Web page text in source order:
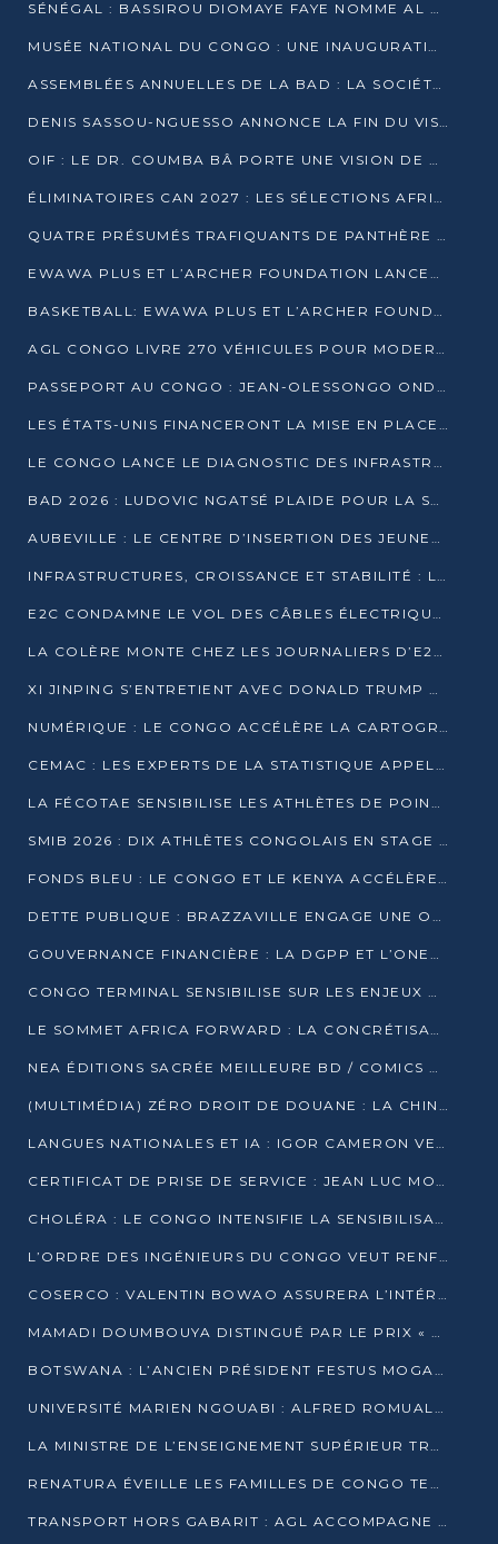
SÉNÉGAL : BASSIROU DIOMAYE FAYE NOMME AL AMINOU LÔ PREMIER MINISTRE
MUSÉE NATIONAL DU CONGO : UNE INAUGURATION PORTEUSE D’ESPOIR POUR LA CULTURE
ASSEMBLÉES ANNUELLES DE LA BAD : LA SOCIÉTÉ CIVILE CONGOLAISE À LA RECHERCHE DE PARTENAIRES POUR SES PROJETS
DENIS SASSOU-NGUESSO ANNONCE LA FIN DU VISA POUR LES AFRICAINS EN 2027
OIF : LE DR. COUMBA BÂ PORTE UNE VISION DE DIALOGUE, DE STABILITÉ ET DE RÉFORME À LA TÊTE
ÉLIMINATOIRES CAN 2027 : LES SÉLECTIONS AFRICAINES CONNAISSENT LEURS ADVERSAIRES
QUATRE PRÉSUMÉS TRAFIQUANTS DE PANTHÈRE ARRÊTÉS À EWO
EWAWA PLUS ET L’ARCHER FOUNDATION LANCENT UN CAMP DE BASKET POUR LES JEUNES À BRAZZAVILLE
BASKETBALL: EWAWA PLUS ET L’ARCHER FOUNDATION LANCENT UN CAMP POUR LES JEUNES
AGL CONGO LIVRE 270 VÉHICULES POUR MODERNISER LE TRANSPORT URBAIN
PASSEPORT AU CONGO : JEAN-OLESSONGO ONDAYE VEUT METTRE FIN AUX LENTEURS ADMINISTRATIVES
LES ÉTATS-UNIS FINANCERONT LA MISE EN PLACE DE JUSQU’À 50 CLINIQUES DE LUTTE CONTRE L’EBOLA
LE CONGO LANCE LE DIAGNOSTIC DES INFRASTRUCTURES SPORTIVES DU COMPLEXE DE KINTÉLÉ
BAD 2026 : LUDOVIC NGATSÉ PLAIDE POUR LA SOUVERAINETÉ FINANCIÈRE AFRICAINE
AUBEVILLE : LE CENTRE D’INSERTION DES JEUNES PRÊT À OUVRIR SES PORTES
INFRASTRUCTURES, CROISSANCE ET STABILITÉ : LA GUINÉE AFFÛTE SES AMBITIONS
E2C CONDAMNE LE VOL DES CÂBLES ÉLECTRIQUES APRÈS UNE VIDÉO VIRALE
LA COLÈRE MONTE CHEZ LES JOURNALIERS D’E2C QUI DÉNONCENT 20 ANS DE PRÉCARITÉ
XI JINPING S’ENTRETIENT AVEC DONALD TRUMP À BEIJING
NUMÉRIQUE : LE CONGO ACCÉLÈRE LA CARTOGRAPHIE DE SES INFRASTRUCTURES DIGITALES
CEMAC : LES EXPERTS DE LA STATISTIQUE APPELLENT À RENFORCER LA SÉCURISATION DES DONNÉES
LA FÉCOTAE SENSIBILISE LES ATHLÈTES DE POINTE-NOIRE À L’HYGIÈNE ALIMENTA
SMIB 2026 : DIX ATHLÈTES CONGOLAIS EN STAGE AU KENYA
FONDS BLEU : LE CONGO ET LE KENYA ACCÉLÈRENT LA MOBILISATION DES FINANCEMENTS
DETTE PUBLIQUE : BRAZZAVILLE ENGAGE UNE OPÉRATION DE RACHAT DE 575 MILLIONS DE DOLLARS
GOUVERNANCE FINANCIÈRE : LA DGPP ET L’ONEC-C VERS UN PARTENARIAT POUR ASSAINIR LES ENTREPRISES PUBLIQUES
CONGO TERMINAL SENSIBILISE SUR LES ENJEUX DE LA SANTÉ MENTALE EN
LE SOMMET AFRICA FORWARD : LA CONCRÉTISATION DE PARTENARIATS ÉQUILIBRÉS ET TOURNÉS VERS L’AVENIR ENTRE LE CONTINENT AFRICAIN ET LA FRANCE
NEA ÉDITIONS SACRÉE MEILLEURE BD / COMICS D’AFRIQUE AU KENYA
(MULTIMÉDIA) ZÉRO DROIT DE DOUANE : LA CHINE ET L’AFRIQUE VERS UNE PROXIMITÉ SANS PRÉCÉDENT (PAPIER GÉNÉRAL)
LANGUES NATIONALES ET IA : IGOR CAMERON VEUT ARRIMER LA STRATÉGIE IA À LA LOI SUR LA RECHERCHE
CERTIFICAT DE PRISE DE SERVICE : JEAN LUC MOUTHOU DÉMENT UNE « FAKE NEWS »
CHOLÉRA : LE CONGO INTENSIFIE LA SENSIBILISATION AU MARCHÉ DE TALANGAÏ
L’ORDRE DES INGÉNIEURS DU CONGO VEUT RENFORCER L’ÉTHIQUE ET LA CRÉDIBILITÉ DE LA PROFESSION
COSERCO : VALENTIN BOWAO ASSURERA L’INTÉRIM À LA TÊTE DU BUREAU EXÉCUTIF NATIONAL
MAMADI DOUMBOUYA DISTINGUÉ PAR LE PRIX « SUPER GRAND BÂTISSEUR BABACAR N’DIAYE »
BOTSWANA : L’ANCIEN PRÉSIDENT FESTUS MOGAE EST MORT À 86 ANS
UNIVERSITÉ MARIEN NGOUABI : ALFRED ROMUALD NGUYA POATY SOUTIENT UNE THÈSE SUR LE PARADOXE DE LA CROISSANCE EN ZONE CEMAC
LA MINISTRE DE L’ENSEIGNEMENT SUPÉRIEUR TRACE SA FEUILLE DE ROUTE
RENATURA ÉVEILLE LES FAMILLES DE CONGO TERMINAL À LA PROTECTION DE L’ENVIRONNEMENT
TRANSPORT HORS GABARIT : AGL ACCOMPAGNE LE DÉVELOPPEMENT DU SECTEUR BRASSICOLE AU CONGO